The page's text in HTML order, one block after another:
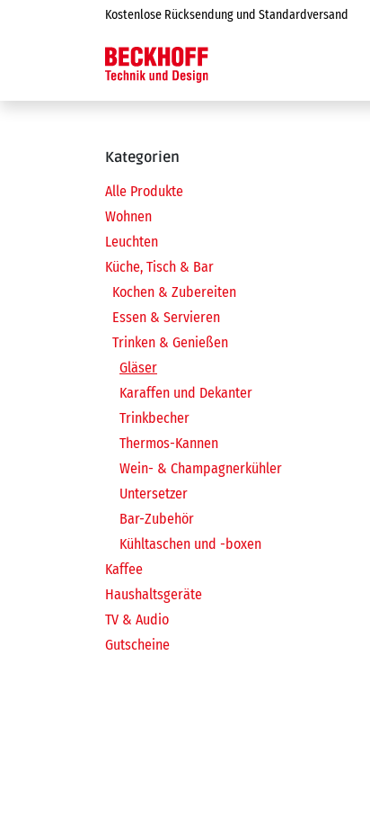
Zum Inhalt springenKostenlose Rücksendung und Standardversand
Kategorien
Alle Produkte
Wohnen
Leuchten
Küche, Tisch & Bar
Kochen & Zubereiten
Essen & Servieren
Trinken & Genießen
Gläser
Karaffen und Dekanter
Trinkbecher
Thermos-Kannen
Wein- & Champagnerkühler
Untersetzer
Bar-Zubehör
Kühltaschen und -boxen
Kaffee
Haushaltsgeräte
TV & Audio
Gutscheine